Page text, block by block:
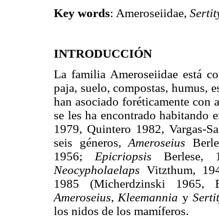
Key words: Ameroseiidae,
INTRODUCCIÓN
La familia Ameroseiidae está
paja, suelo, compostas, humus,
han asociado foréticamente con
se les ha encontrado habitando
1979, Quintero 1982, Vargas-
seis géneros,Ameroseius
1956; Epicriopsis Berlese,
Neocypholaelaps Vitzthum,
1985 (Micherdzinski
Ameroseius, Kleemannia y
los nidos de los mamíferos.